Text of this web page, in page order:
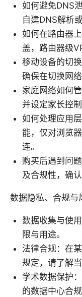
如何避免DNS
自建DNS解析
如何在路由器
盖，路由器级
移动设备的切
确保在切换网
家庭网络如何
并设定家长控
如何处理应用
能，仅对浏览
连。
购买后遇到问
及合规性，确
数据隐私、合规与
数据收集与使
限与用途。
法律合规：在
规定，请了解
学术数据保护
的数据中心合